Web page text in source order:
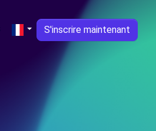
S'inscrire maintenant